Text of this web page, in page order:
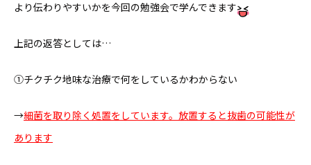
より伝わりやすいかを今回の勉強会で学んできます
上記の返答としては…
①チクチク地味な治療で何をしているかわからない
→細菌を取り除く処置をしています。放置すると抜歯の可能性が
あります